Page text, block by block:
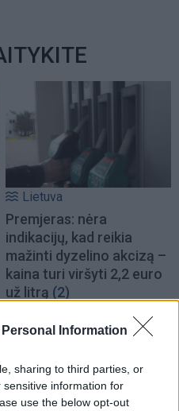
Information
sharing to third parties, or
information for
use the below opt-out
Lietuva
Premjeras: nėra
indikacijų, kad reikia
mažinti dyzelino akcizą –
kaina turi viršyti 2,2 euro
už litrą (2)